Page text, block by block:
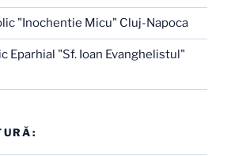
"Inochentie Micu" Cluj-Napoca
Eparhial "Sf. Ioan Evanghelistul"